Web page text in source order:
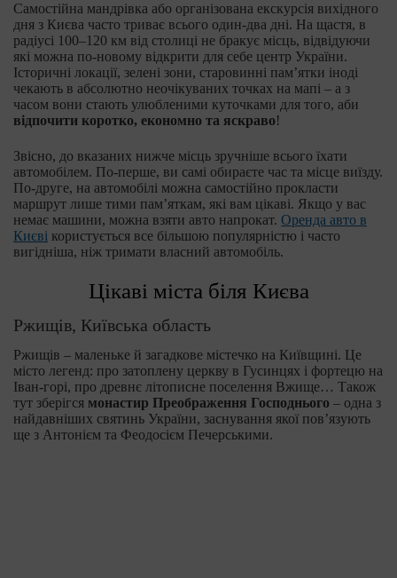
Самостійна мандрівка або організована екскурсія вихідного
дня з Києва часто триває всього один-два дні. На щастя, в
радіусі 100–120 км від столиці не бракує місць, відвідуючи
які можна по-новому відкрити для себе центр України.
Історичні локації, зелені зони, старовинні пам’ятки іноді
чекають в абсолютно неочікуваних точках на мапі – а з
часом вони стають улюбленими куточками для того, аби
відпочити коротко, економно та яскраво!
Звісно, до вказаних нижче місць зручніше всього їхати
автомобілем. По-перше, ви самі обираєте час та місце виїзду.
По-друге, на автомобілі можна самостійно прокласти
маршрут лише тими пам’яткам, які вам цікаві. Якщо у вас
немає машини, можна взяти авто напрокат. Оренда авто в
Києві користується все більшою популярністю і часто
вигідніша, ніж тримати власний автомобіль.
Цікаві міста біля Києва
Ржищів, Київська область
Ржищів – маленьке й загадкове містечко на Київщині. Це
місто легенд: про затоплену церкву в Гусинцях і фортецю на
Іван-горі, про древнє літописне поселення Вжище… Також
тут зберігся монастир Преображення Господнього – одна з
найдавніших святинь України, заснування якої пов’язують
ще з Антонієм та Феодосієм Печерськими.